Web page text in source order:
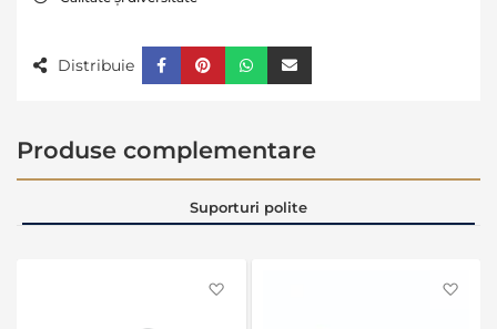
Distribuie
Produse complementare
Suporturi polite